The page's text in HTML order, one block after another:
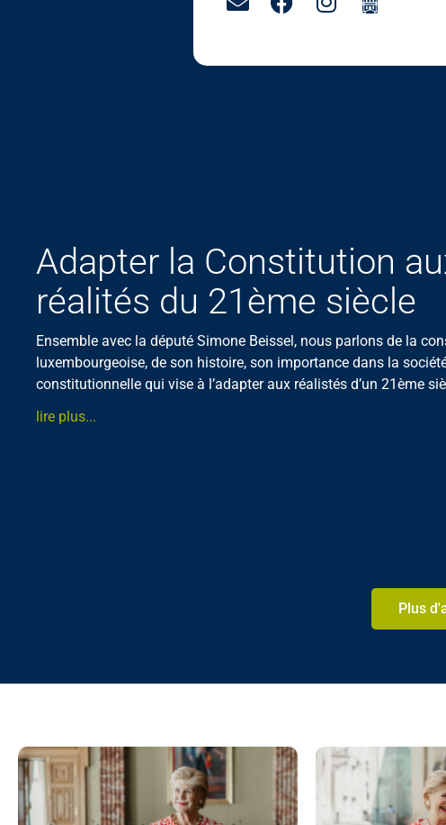
Adapter la Constitution
réalités du 21ème siècle
Ensemble avec la député Simone Beissel, nous parlons de la
luxembourgeoise, de son histoire, son importance dans la
constitutionnelle qui vise à l’adapter aux réalistés d’un 21ème
lire plus...
Plus